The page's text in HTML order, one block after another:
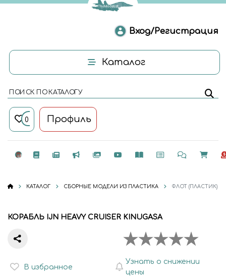
Вход/Регистрация
Каталог
ПОИСК ПО КАТАЛОГУ
0 Профиль
КАТАЛОГ СБОРНЫЕ МОДЕЛИ ИЗ ПЛАСТИКА ФЛОТ (ПЛАСТИК)
КОРАБЛЬ IJN HEAVY CRUISER KINUGASA
В избранное
Узнать о снижении
цены